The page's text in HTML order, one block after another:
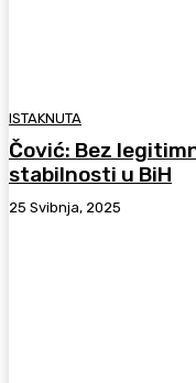
ISTAKNUTA
Čović: Bez
stabilnosti u BiH
25 Svibnja, 2025